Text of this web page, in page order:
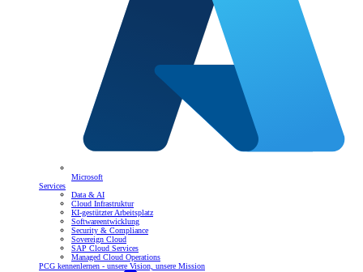
Microsoft
Services
Data & AI
Cloud Infrastruktur
KI-gestützter Arbeitsplatz
Softwareentwicklung
Security & Compliance
Sovereign Cloud
SAP Cloud Services
Managed Cloud Operations
PCG kennenlernen - unsere Vision, unsere Mission